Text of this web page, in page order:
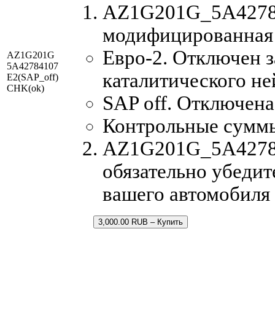
AZ1G201G
5A42784107
E2(SAP_off)
CHK(ok)
Евро-2. Отключен
каталитического
SAP off.
Контрольные
обязательно
вашего автомобиля
3,000.00 RUB – Купить